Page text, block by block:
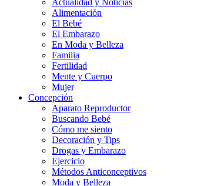
Actualidad y Noticias
Alimentación
El Bebé
El Embarazo
En Moda y Belleza
Familia
Fertilidad
Mente y Cuerpo
Mujer
Concepción
Aparato Reproductor
Buscando Bebé
Cómo me siento
Decoración y Tips
Drogas y Embarazo
Ejercicio
Métodos Anticonceptivos
Moda y Belleza